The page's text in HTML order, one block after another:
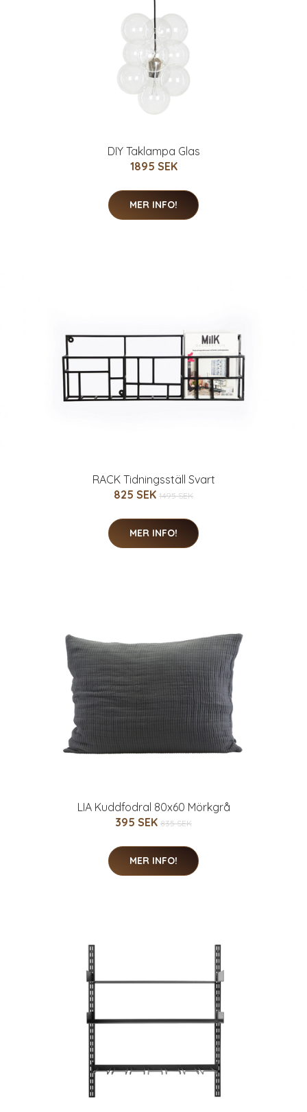
DIY Taklampa Glas
1895 SEK
MER INFO!
RACK Tidningsställ Svart
825 SEK 1495 SEK
MER INFO!
LIA Kuddfodral 80x60 Mörkgrå
395 SEK 835 SEK
MER INFO!